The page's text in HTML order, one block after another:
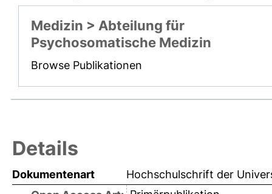
Medizin > Abteilung für
Psychosomatische Medizin
Browse Publikationen
Details
Dokumentenart
Hochschulschrift der